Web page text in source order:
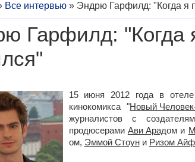
Все интервью» Эндрю Гарфилд: "Когда я
Гарфилд: "Когда
15 июня 2012 года в
кинокомикса "Новый
журналистов с
продюсерами Ави Арадом и
ом, Эммой Стоуни Ризом